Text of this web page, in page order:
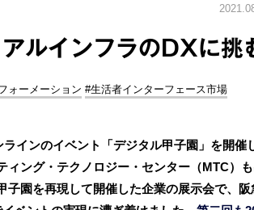
アルインフラのDXに挑
ォーメーション #生活者インターフェース市場
インのイベント「デジタル甲子園」を開催
ィング・テクノロジー・センター（MTC）
子園を再現して開催した企業の展示会で、阪